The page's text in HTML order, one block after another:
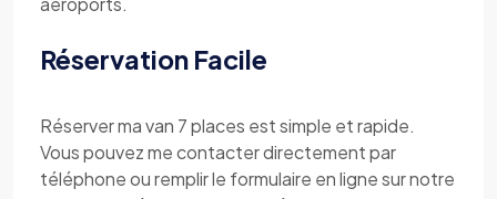
Réservation Facile
Réserver ma van 7 places est simple et rapide.
Vous pouvez me contacter directement par
téléphone ou remplir le formulaire en ligne sur notre